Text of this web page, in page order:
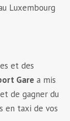
Luxembourg
et des
Gare a mis
de gagner du
en taxi de vos